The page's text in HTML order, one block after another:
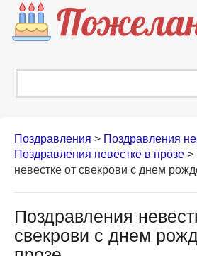
Поздравления > Поздравления
Поздравления невестке в прозе >
невестке от свекрови с днем
Поздравления
свекрови с днем